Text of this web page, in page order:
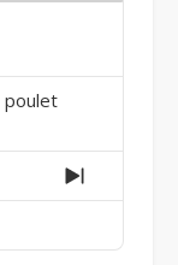
poulet
Next
Episode